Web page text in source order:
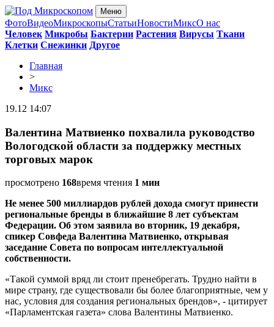
Меню
ФотоВидеоМикроскопыСтатьиНовостиМиксО нас
Человек Микробы Бактерии Растения Вирусы Ткани
Клетки Снежинки Другое
Главная
>
Микс
19.12 14:07
Валентина Матвиенко похвалила руководство
Вологодской области за поддержку местных
торговых марок
просмотрено 168время чтения 1 мин
Не менее 500 миллиардов рублей дохода смогут принести
региональные бренды в ближайшие 8 лет субъектам
Федерации. Об этом заявила во вторник, 19 декабря,
спикер Совфеда Валентина Матвиенко, открывая
заседание Совета по вопросам интеллектуальной
собственности.
«Такой суммой вряд ли стоит пренебрегать. Трудно найти в
мире страну, где существовали бы более благоприятные, чем у
нас, условия для создания региональных брендов», - цитирует
«Парламентская газета» слова Валентины Матвиенко.